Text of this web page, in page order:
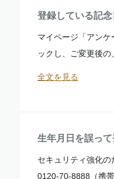
登録している記念
マイページ「アン
ックし、ご変更後の
全文を見る
生年月日を誤っ
セキュリティ強化
0120-70-8888（携